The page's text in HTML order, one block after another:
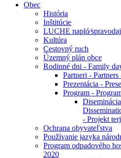
Obec
História
Inštitúcie
LUCHE napló⁄spravodaj
Kultúra
Cestovný ruch
Územný plán obce
Rodinné dni - Family
Partneri - Partners
Prezentácia -
Program -
- Projekt
Ochrana obyvateľstva
Používanie jazyka
Program odpadového
2020